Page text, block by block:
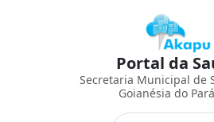
Portal da
Secretaria Municipal de
Goianésia do